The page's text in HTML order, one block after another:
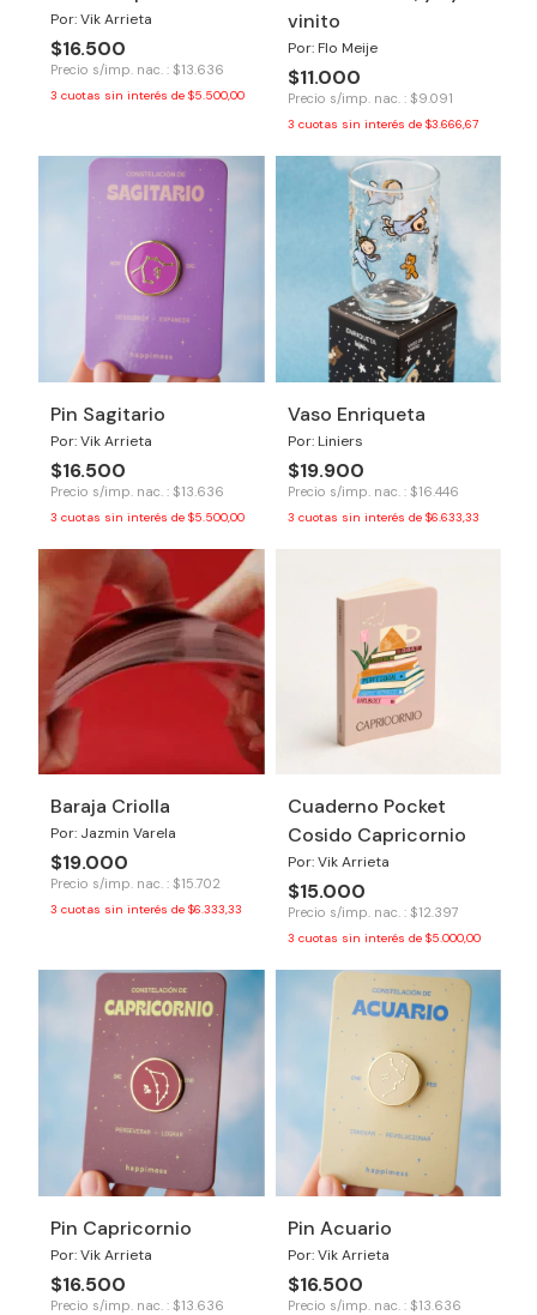
Por: Vik Arrieta
$16.500
Precio s/imp. nac. : $13.636
3 cuotas sin interés de $5.500,00
vinito
Por: Flo Meije
$11.000
Precio s/imp. nac. : $9.091
3 cuotas sin interés de $3.666,67
Pin Sagitario
Por: Vik Arrieta
$16.500
Precio s/imp. nac. : $13.636
3 cuotas sin interés de $5.500,00
Vaso Enriqueta
Por: Liniers
$19.900
Precio s/imp. nac. : $16.446
3 cuotas sin interés de $6.633,33
Baraja Criolla
Por: Jazmin Varela
$19.000
Precio s/imp. nac. : $15.702
3 cuotas sin interés de $6.333,33
Cuaderno Pocket
Cosido Capricornio
Por: Vik Arrieta
$15.000
Precio s/imp. nac. : $12.397
3 cuotas sin interés de $5.000,00
Pin Capricornio
Por: Vik Arrieta
$16.500
Precio s/imp. nac. : $13.636
Pin Acuario
Por: Vik Arrieta
$16.500
Precio s/imp. nac. : $13.636